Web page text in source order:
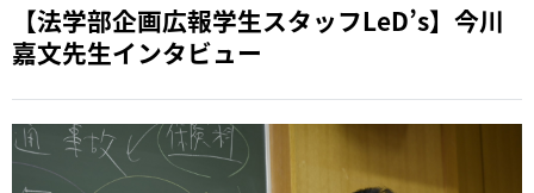
【法学部企画広報学生スタッフLeD’s】今川
嘉文先生インタビュー